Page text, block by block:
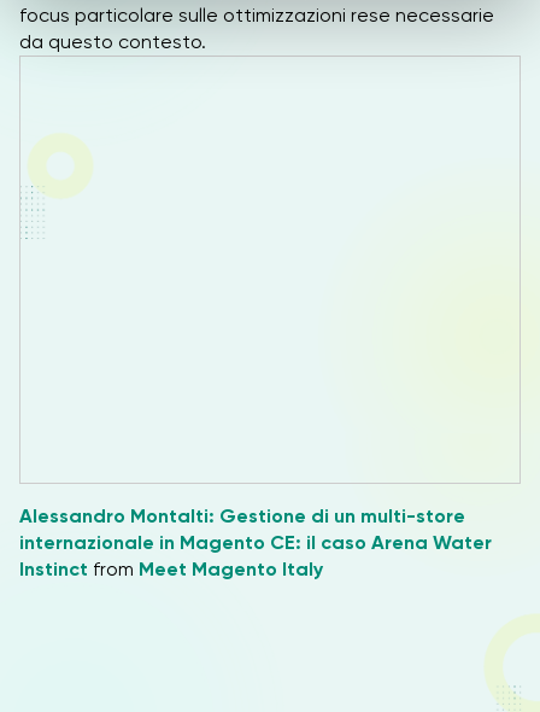
focus particolare sulle ottimizzazioni rese necessarie
da questo contesto.
Alessandro Montalti: Gestione di un multi-store
internazionale in Magento CE: il caso Arena Water
Instinct from Meet Magento Italy